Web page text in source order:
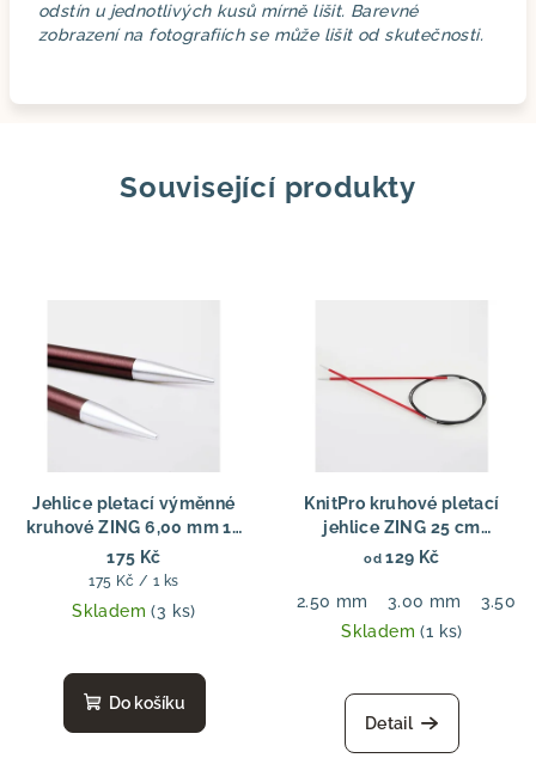
odstín u jednotlivých kusů mírně lišit. Barevné
zobrazení na fotografiích se může lišit od skutečnosti.
Související produkty
Jehlice pletací výměnné
kruhové ZING 6,00 mm 13
cm
175 Kč
Měrná
cena:
175 Kč / 1 ks
Skladem(3 ks)
Do košíku
KnitPro kruhové pletací
jehlice ZING 25 cm
Kruhové jehlice Zing Fixed
jehlice
od 129 Kč
2.50 mm 3.00 mm
3.50
Skladem(1 ks)
Detail